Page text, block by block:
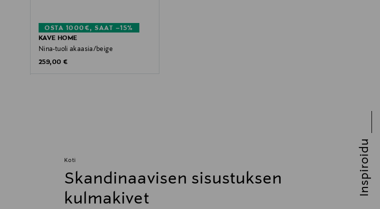
OSTA 1000€, SAAT –15%
KAVE HOME
Nina-tuoli akaasia/beige
Original Price
259,00 €
Koti
Skandinaavisen sisustuksen
kulmakivet
Inspiroidu